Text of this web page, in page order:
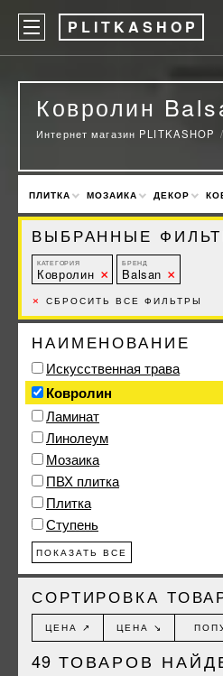
P LITKASHOP
Ковролин
Интернет магазин PLITKASHOP
ПЛИТКА МОЗАИКА ДЕКОР
ВЫБРАННЫЕ
КАТЕГОРИЯ
Ковролин
БРЕНД
Balsan
× СБРОСИТЬ ВСЕ ФИЛЬТРЫ
НАИМЕНОВАНИЕ
Искусственная трава
Ковролин
Ламинат
Линолеум
Мозаика
ПВХ плитка
Плитка
Ступень
ПОКАЗАТЬ ВСЕ
СОРТИРОВКА
ЦЕНА ↗ ЦЕНА ↘
49 ТОВАРОВ